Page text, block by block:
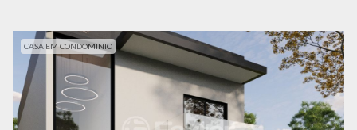
CASA EM CONDOMINIO